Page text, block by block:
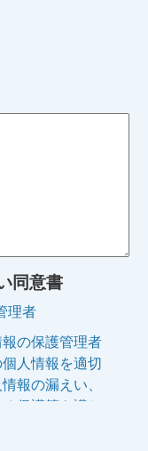
同意書
理者
の保護管理者
人情報を適切
報の漏えい、
保護策を講じ